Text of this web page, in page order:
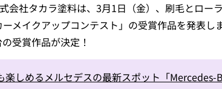
会社タカラ塗料は、3月1日（金）、刷毛とロー
メイクアップコンテスト」の受賞作品を発表し
受賞作品が決定！
しめるメルセデスの最新スポット「Mercedes-